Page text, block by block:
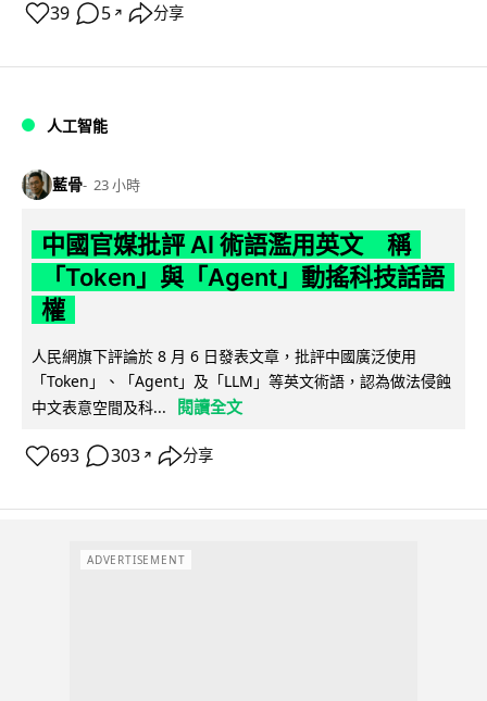
39 5 ↗ 分享
人工智能
藍骨 23 小時
中國官媒批評 AI 術語濫用英文 稱
「Token」與「Agent」動搖科技話語
權
人民網旗下評論於 8 月 6 日發表文章，批評中國廣泛使用
「Token」、「Agent」及「LLM」等英文術語，認為做法侵蝕
中文表意空間及科...
閱讀全文
693 303 ↗ 分享
ADVERTISEMENT